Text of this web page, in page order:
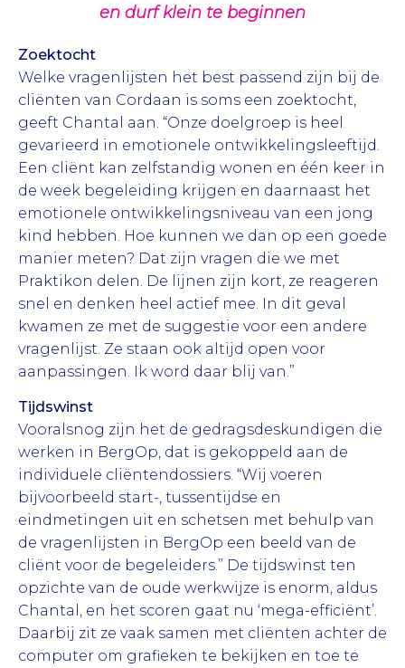
en durf klein te beginnen
Zoektocht
Welke vragenlijsten het best passend zijn bij de
cliënten van Cordaan is soms een zoektocht,
geeft Chantal aan. “Onze doelgroep is heel
gevarieerd in emotionele ontwikkelingsleeftijd.
Een cliënt kan zelfstandig wonen en één keer in
de week begeleiding krijgen en daarnaast het
emotionele ontwikkelingsniveau van een jong
kind hebben. Hoe kunnen we dan op een goede
manier meten? Dat zijn vragen die we met
Praktikon delen. De lijnen zijn kort, ze reageren
snel en denken heel actief mee. In dit geval
kwamen ze met de suggestie voor een andere
vragenlijst. Ze staan ook altijd open voor
aanpassingen. Ik word daar blij van.”
Tijdswinst
Vooralsnog zijn het de gedragsdeskundigen die
werken in BergOp, dat is gekoppeld aan de
individuele cliëntendossiers. “Wij voeren
bijvoorbeeld start-, tussentijdse en
eindmetingen uit en schetsen met behulp van
de vragenlijsten in BergOp een beeld van de
cliënt voor de begeleiders.” De tijdswinst ten
opzichte van de oude werkwijze is enorm, aldus
Chantal, en het scoren gaat nu ‘mega-efficiënt’.
Daarbij zit ze vaak samen met cliënten achter de
computer om grafieken te bekijken en toe te